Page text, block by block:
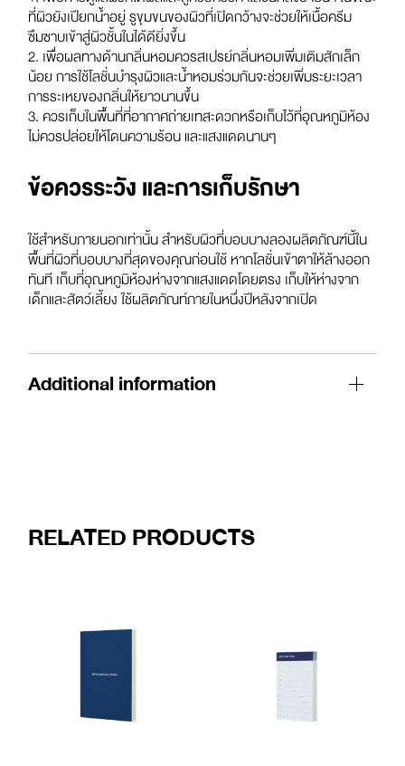
ที่ผิวยังเปียกน้ำอยู่ รูขุมขนของผิวที่เปิดกว้างจะช่วยให้เนื้อครีม
ซึมซาบเข้าสู่ผิวชั้นในได้ดียิ่งขึ้น
2. เพื่อผลทางด้านกลิ่นหอมควรสเปรย์กลิ่นหอมเพิ่มเติมสักเล็ก
น้อย การใช้โลชั่นบำรุงผิวและน้ำหอมร่วมกันจะช่วยเพิ่มระยะเวลา
การระเหยของกลิ่นให้ยาวนานขึ้น
3. ควรเก็บในพื้นที่ที่อากาศถ่ายเทสะดวกหรือเก็บไว้ที่อุณหภูมิห้อง
ไม่ควรปล่อยให้โดนความร้อน และแสงแดดนานๆ
ข้อควรระวัง และการเก็บรักษา
ใช้สำหรับภายนอกเท่านั้น สำหรับผิวที่บอบบางลองผลิตภัณฑ์นี้ใน
พื้นที่ผิวที่บอบบางที่สุดของคุณก่อนใช้ หากโลชั่นเข้าตาให้ล้างออก
ทันที เก็บที่อุณหภูมิห้องห่างจากแสงแดดโดยตรง เก็บให้ห่างจาก
เด็กและสัตว์เลี้ยง ใช้ผลิตภัณท์ภายในหนึ่งปีหลังจากเปิด
Additional information
RELATED PRODUCTS